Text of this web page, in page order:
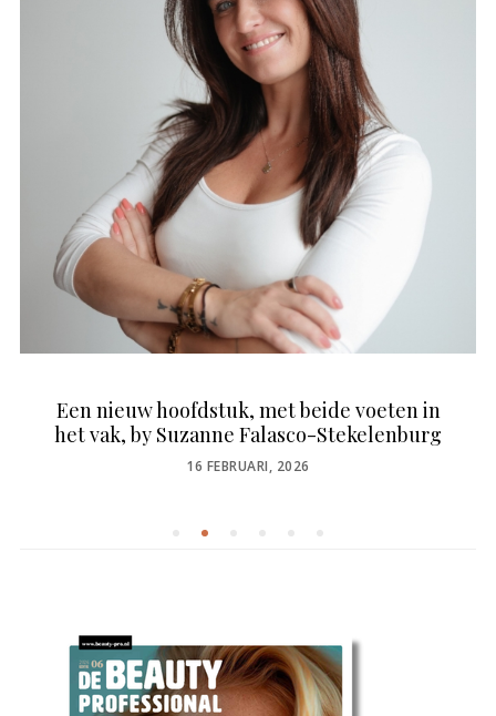
Een nieuw hoofdstuk, met beide voeten in
het vak, by Suzanne Falasco-Stekelenburg
POSTED
16 FEBRUARI, 2026